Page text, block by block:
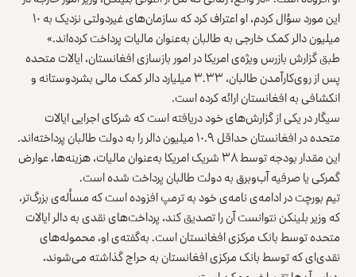
این مورد سؤال کردم، او اعتراف کرد که سازمان‌های غیردولتی نزدیک به ۱۰
میلیون دالر کمک خارجی به طالبان به‌عنوان مالیات پرداخت کرده‌اند.»
طبق گزارش بازرس ویژه‌ی امریکا در امور بازسازی افغانستان، ایالات متحده
پس از روی‌کارآمدن طالبان، ۳.۳۳ میلیارد دالر کمک مالی بشردوستانه و
انکشافی به افغانستان ارائه کرده است.
سیگار در یکی از گزارش‌های خود دریافته است که شرکای اجرایی ایالات
متحده در افغانستان حداقل ۱۰.۹ میلیون دالر را به دولت طالبان پرداخته‌اند.
این مقدار بودجه توسط ۳۸ شریک امریکا به‌عنوان مالیات، هزینه‌ها، عوارض
گمرکی یا صرفیه آب‌وبرق به دولت طالبان پرداخت شده است.
تیم بورچت در ادامه‌ی نامه‌ی خود به ترمپ افزوده است که مسأله‌ی بزرگ‌تر،
که وزیر بلینکن نتوانست آن را تصدیق کند، پرداخت‌های نقدی به دالر ایالات
متحده توسط بانک مرکزی افغانستان است. به‌گفته‌ی او، محموله‌های
نقدی‌ای که توسط بانک مرکزی افغانستان به حراج گذاشته می‌شوند،